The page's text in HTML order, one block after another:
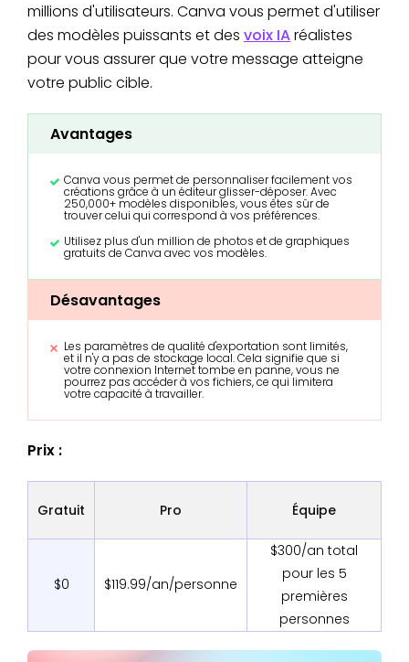
millions d'utilisateurs. Canva vous permet d'utiliser
des modèles puissants et des voix IAréalistes
pour vous assurer que votre message atteigne
votre public cible.
Avantages
Canva vous permet de personnaliser facilement vos
créations grâce à un éditeur glisser-déposer. Avec
250,000+ modèles disponibles, vous êtes sûr de
trouver celui qui correspond à vos préférences.
Utilisez plus d'un million de photos et de graphiques
gratuits de Canva avec vos modèles.
Désavantages
Les paramètres de qualité d'exportation sont limités,
et il n'y a pas de stockage local. Cela signifie que si
votre connexion Internet tombe en panne, vous ne
pourrez pas accéder à vos fichiers, ce qui limitera
votre capacité à travailler.
Prix :
Gratuit Pro Équipe
$0 $119.99/an/personne
$300/an total
pour les 5
premières
personnes